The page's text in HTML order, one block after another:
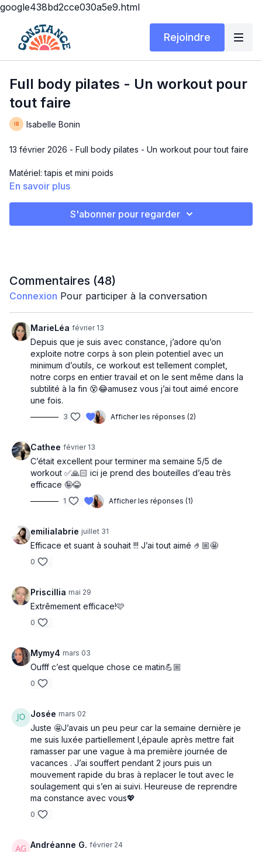
google438bd2cce030a5e9.html
Rejoindre
Full body pilates - Un workout pour
tout faire
Isabelle Bonin
13 février 2026 - Full body pilates - Un workout pour tout faire
Matériel: tapis et mini poids
Si tu as le temps pour juste UN workout cette semaine, je te
Squat around the world
Jambe droite
Kick back row
Lunge bicep curl and press
Fire hydrant DB + hold
Side crunch foot up
Bird dog DB (d)
Jambe gauche
Kick back row
Lunge bicep curl and press
Side crunch foot up
Bird dog DB (d)
Crunch feet up and down
Touch ground 1 to 2 feet
En savoir plus
S'abonner pour regarder
Commentaires (48)
Connexion Pour participer à la conversation
MarieLéa février 13
Depuis que je suis avec constance, j’adore qu’on
exploite notre corps à son plein potentiel avec un
minimum d’outils, ce workout est tellement complet,
notre corps en entier travail et on le sent même dans la
subtilité à la fin 😵😂amusez vous j’ai tout aimé encore
une fois.
3 Afficher les réponses (2)
Cathee février 13
C’était excellent pour terminer ma semaine 5/5 de
workout ✅🙏🏻 ici je prend des bouteilles d’eau très
efficace 🤪😂
1 Afficher les réponses (1)
emilialabrie juillet 31
Efficace et suant à souhait !!! J’ai tout aimé 🤌🏼🤩
0
Priscillia mai 29
Extrêmement efficace!🩷
0
Mymy4 mars 03
Oufff c’est quelque chose ce matin💪🏼
0
Josée mars 02
Juste 🤩J’avais un peu peur car la semaine dernière je
me suis luxée partiellement l,épaule après mettre fait
ramasser par une vague à ma première journée de
vacances . J’ai souffert pendant 2 jours puis un
mouvement rapide du bras à replacer le tout avec le
soulagement qui s’en ai suivi. Heureuse de reprendre
ma constance avec vous💖
0
Andréanne G. février 24